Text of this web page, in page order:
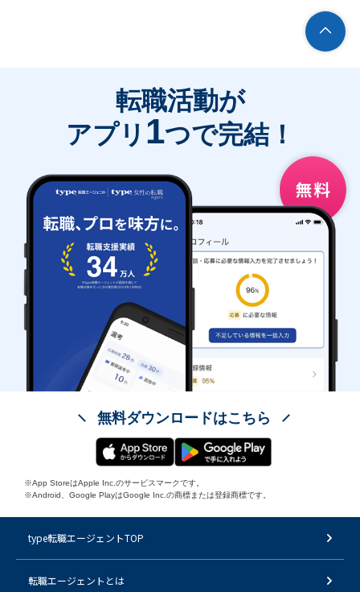
転職活動が
アプリ 1つで完結！
無料ダウンロードはこちら
※App StoreはApple Inc.のサービスマークです。
※Android、Google PlayはGoogle Inc.の商標または登録商標です。
type転職エージェントTOP
転職エージェントとは